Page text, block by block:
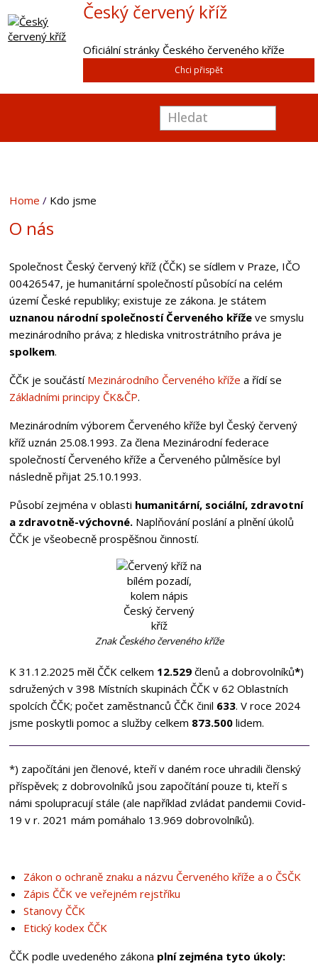
Český červený kříž
Oficiální stránky Českého červeného kříže
Chci přispět
Home Kdo jsme
O nás
Společnost Český červený kříž (ČČK) se sídlem v Praze, IČO
00426547, je humanitární společností působící na celém
území České republiky; existuje ze zákona. Je státem
uznanou národní společností Červeného kříževe smyslu
mezinárodního práva; z hlediska vnitrostrátního práva je
spolkem.
ČČK je součástí Mezinárodního Červeného kříže a řídí se
Základními principy ČK&ČP.
Mezinárodním výborem Červeného kříže byl Český červený
kříž uznán 25.08.1993. Za člena Mezinárodní federace
společností Červeného kříže a Červeného půlměsíce byl
následně přijat 25.10.1993.
Působí zejména v oblasti humanitární, sociální, zdravotní
a zdravotně-výchovné.Naplňování poslání a plnění úkolů
ČČK je všeobecně prospěšnou činností.
Znak Českého červeného kříže
K 31.12.2025 měl ČČK celkem 12.529členů a dobrovolníků*)
sdružených v 398 Místních skupinách ČČK v 62 Oblastních
spolcích ČČK; počet zaměstnanců ČČK činil 633. V roce 2024
jsme poskytli pomoc a služby celkem 873.500lidem.
*) započítáni jen členové, kteří v daném roce uhradili členský
příspěvek; z dobrovolníků jsou započítání pouze ti, kteří s
námi spolupracují stále (ale například zvládat pandemii Covid-
19 v r. 2021 mám pomáhalo 13.969 dobrovolníků).
Zákon o ochraně znaku a názvu Červeného kříže a o ČSČK
Zápis ČČK ve veřejném rejstříku
Stanovy ČČK
Etický kodex ČČK
ČČK podle uvedeného zákona plní zejména tyto úkoly: